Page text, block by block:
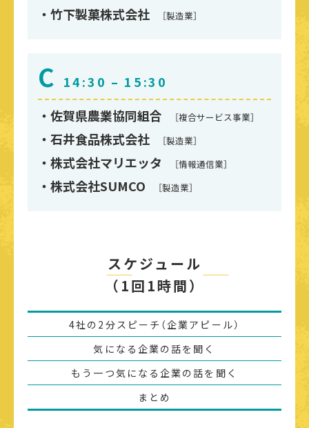
竹下製菓株式会社 ［製造業］
C 14:30 – 15:30
佐賀県農業協同組合
［複合サービス事業］
石井食品株式会社 ［製造業］
株式会社マリエッタ ［情報通信業］
株式会社SUMCO ［製造業］
――
スケジュール
（1回1時間）
――
4社の2分スピーチ（企業アピール）
気になる企業の話を聞く
もう一つ気になる企業の話を聞く
まとめ